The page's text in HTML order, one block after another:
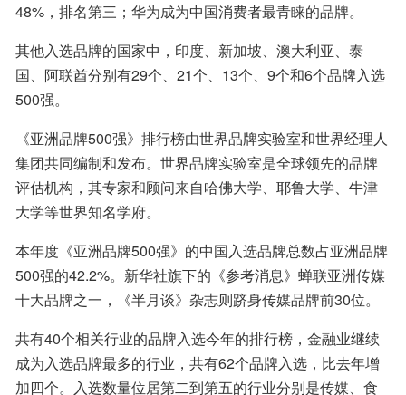
48%，排名第三；华为成为中国消费者最青睐的品牌。
其他入选品牌的国家中，印度、新加坡、澳大利亚、泰
国、阿联酋分别有29个、21个、13个、9个和6个品牌入选
500强。
《亚洲品牌500强》排行榜由世界品牌实验室和世界经理人
集团共同编制和发布。世界品牌实验室是全球领先的品牌
评估机构，其专家和顾问来自哈佛大学、耶鲁大学、牛津
大学等世界知名学府。
本年度《亚洲品牌500强》的中国入选品牌总数占亚洲品牌
500强的42.2%。新华社旗下的《参考消息》蝉联亚洲传媒
十大品牌之一，《半月谈》杂志则跻身传媒品牌前30位。
共有40个相关行业的品牌入选今年的排行榜，金融业继续
成为入选品牌最多的行业，共有62个品牌入选，比去年增
加四个。入选数量位居第二到第五的行业分别是传媒、食